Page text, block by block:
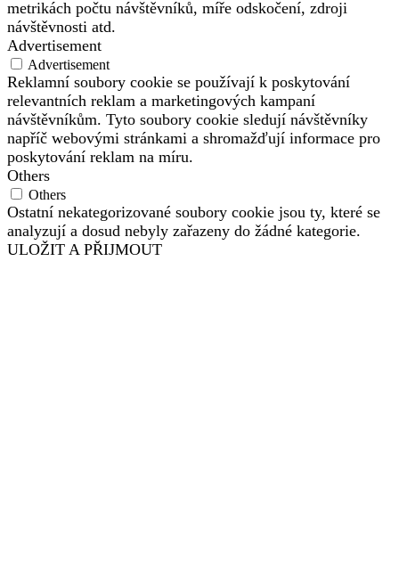
metrikách počtu návštěvníků, míře odskočení, zdroji
návštěvnosti atd.
Advertisement
Advertisement
Reklamní soubory cookie se používají k poskytování
relevantních reklam a marketingových kampaní
návštěvníkům. Tyto soubory cookie sledují návštěvníky
napříč webovými stránkami a shromažďují informace pro
poskytování reklam na míru.
Others
Others
Ostatní nekategorizované soubory cookie jsou ty, které se
analyzují a dosud nebyly zařazeny do žádné kategorie.
ULOŽIT A PŘIJMOUT